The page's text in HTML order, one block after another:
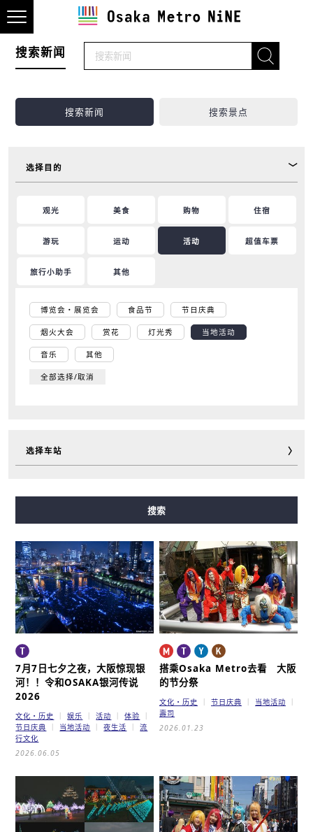
搜索新闻
搜索新闻 搜索景点
选择目的
观光 美食 购物 住宿
游玩 运动 活动 超值车票
旅行小助手 其他
博览会・展览会 食品节 节日庆典
烟火大会 赏花 灯光秀 当地活动
音乐 其他
全部选择/取消
选择车站
搜索
7月7日七夕之夜，大阪惊现银
河！！令和OSAKA银河传说
2026
文化・历史 娱乐 活动
体验
节日庆典
当地活动 夜生活
流
行文化
2026.06.05
搭乘Osaka Metro去看 大阪
的节分祭
文化・历史 节日庆典
当地活动
壽司
2026.01.23